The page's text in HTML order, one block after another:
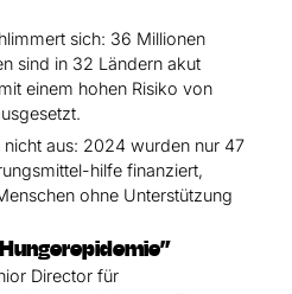
sich: 36 Millionen
sind in 32 Ländern akut
einem hohen Risiko von
nicht aus: 2024 wurden nur 47
hilfe finanziert,
ohne Unterstützung
Director für